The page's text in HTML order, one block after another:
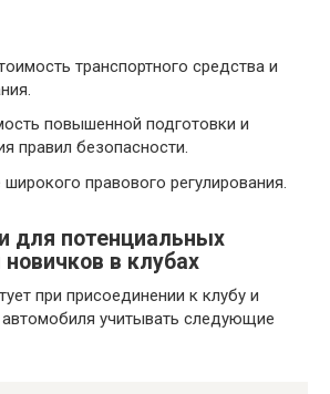
транспортного средства и
повышенной подготовки и
правил безопасности.
широкого правового регулирования.
для потенциальных
в клубах
при присоединении к клубу и
учитывать следующие